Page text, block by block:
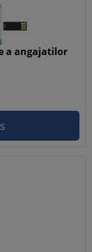
a angajatilor